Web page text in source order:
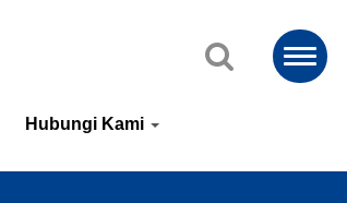
Hubungi Kami